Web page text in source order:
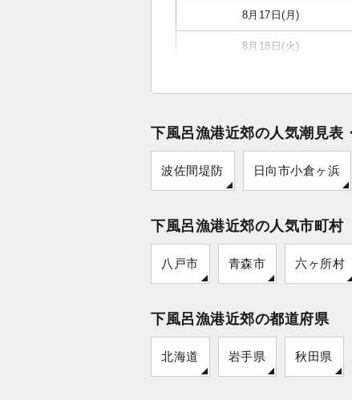
8月17日(月)
8月18日(火)
下風呂漁港近郊の人気潮見表
波佐間堤防 日向市小倉ヶ浜
下風呂漁港近郊の人気市町村
八戸市 青森市 六ヶ所村
下風呂漁港近郊の都道府県
北海道 岩手県 秋田県